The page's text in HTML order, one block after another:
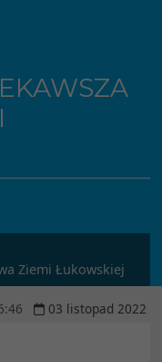
Ziemi Łukowskiej
:46 03 listopad 2022